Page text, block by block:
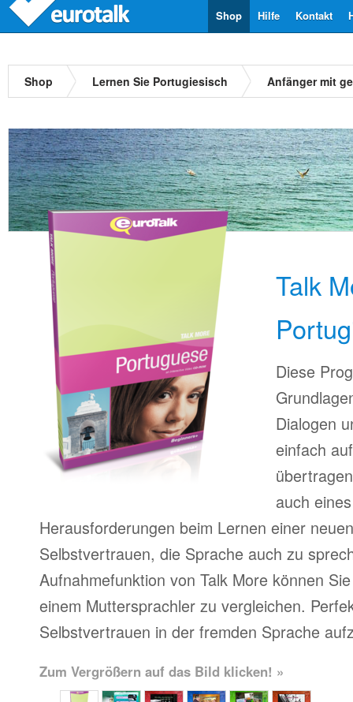
Kontakt
Hilfe
Shop
Shop Lernen Sie Portugiesisch Anfänger mit
Talk
Diese
Dialogen
einfach
auch
Herausforderungen beim Lernen einer
Selbstvertrauen, die Sprache auch zu
Aufnahmefunktion von Talk More können
einem Muttersprachler zu vergleichen.
Selbstvertrauen in der fremden Sprache
Zum Vergrößern auf das Bild klicken! »